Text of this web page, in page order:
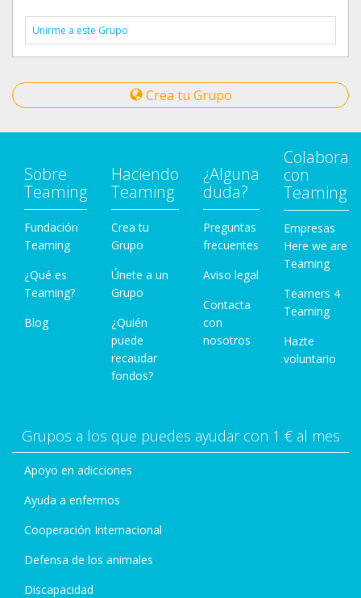
Unirme a este Grupo
Crea tu Grupo
Sobre
Teaming
Fundación
Teaming
¿Qué es
Teaming?
Blog
Haciendo
Teaming
Crea tu
Grupo
Únete a un
Grupo
¿Quién
puede
recaudar
fondos?
¿Alguna
duda?
Preguntas
frecuentes
Aviso legal
Contacta
con
nosotros
Colabora
con
Teaming
Empresas
Here we are
Teaming
Teamers 4
Teaming
Hazte
voluntario
Grupos a los que puedes ayudar con 1 € al mes
Apoyo en adicciones
Ayuda a enfermos
Cooperación Internacional
Defensa de los animales
Discapacidad